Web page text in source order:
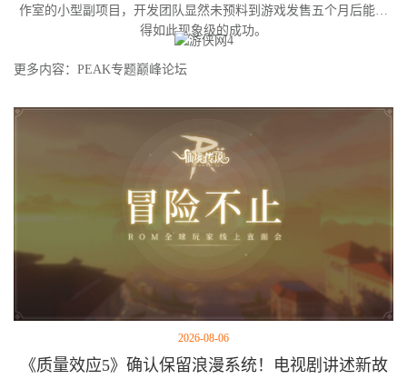
作室的小型副项目，开发团队显然未预料到游戏发售五个月后能获
得如此现象级的成功。
更多内容：PEAK专题巅峰论坛
2026-08-06
《质量效应5》确认保留浪漫系统！电视剧讲述新故